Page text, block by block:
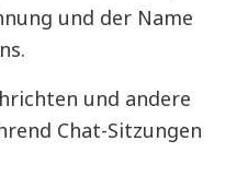
und der Name
und andere
Chat-Sitzungen